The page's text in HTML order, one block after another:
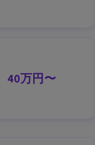
40万円〜